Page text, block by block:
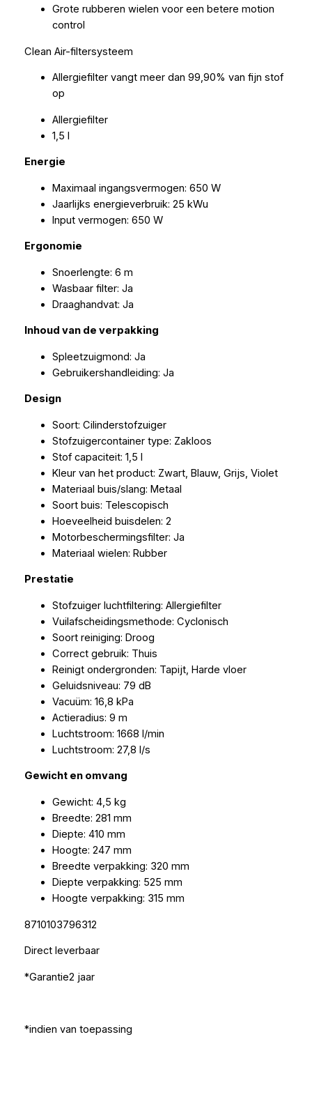
Grote rubberen wielen voor een betere motion
control
Clean Air-filtersysteem
Allergiefilter vangt meer dan 99,90% van fijn stof
op
Allergiefilter
1,5 l
Energie
Maximaal ingangsvermogen: 650 W
Jaarlijks energieverbruik: 25 kWu
Input vermogen: 650 W
Ergonomie
Snoerlengte: 6 m
Wasbaar filter: Ja
Draaghandvat: Ja
Inhoud van de verpakking
Spleetzuigmond: Ja
Gebruikershandleiding: Ja
Design
Soort: Cilinderstofzuiger
Stofzuigercontainer type: Zakloos
Stof capaciteit: 1,5 l
Kleur van het product: Zwart, Blauw, Grijs, Violet
Materiaal buis/slang: Metaal
Soort buis: Telescopisch
Hoeveelheid buisdelen: 2
Motorbeschermingsfilter: Ja
Materiaal wielen: Rubber
Prestatie
Stofzuiger luchtfiltering: Allergiefilter
Vuilafscheidingsmethode: Cyclonisch
Soort reiniging: Droog
Correct gebruik: Thuis
Reinigt ondergronden: Tapijt, Harde vloer
Geluidsniveau: 79 dB
Vacuüm: 16,8 kPa
Actieradius: 9 m
Luchtstroom: 1668 l/min
Luchtstroom: 27,8 l/s
Gewicht en omvang
Gewicht: 4,5 kg
Breedte: 281 mm
Diepte: 410 mm
Hoogte: 247 mm
Breedte verpakking: 320 mm
Diepte verpakking: 525 mm
Hoogte verpakking: 315 mm
8710103796312
Direct leverbaar
*Garantie2 jaar
*indien van toepassing